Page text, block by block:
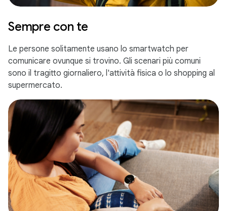
Sempre con te
Le persone solitamente usano lo smartwatch per
comunicare ovunque si trovino. Gli scenari più comuni
sono il tragitto giornaliero, l'attività fisica o lo shopping al
supermercato.